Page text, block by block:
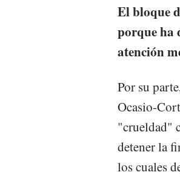
El bloque
porque ha
atención
Por su
Ocasio-
"crueldad"
detener la
los cuales